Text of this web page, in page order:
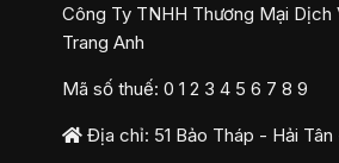
Công Ty TNHH Thương Mại
Trang Anh
Mã số thuế: 0 1 2 3 4 5 6 7 8 9
Địa chỉ: 51 Bảo Tháp - Hải